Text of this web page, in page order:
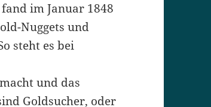
im Januar 1848
Nuggets und
steht es bei
und das
Goldsucher, oder